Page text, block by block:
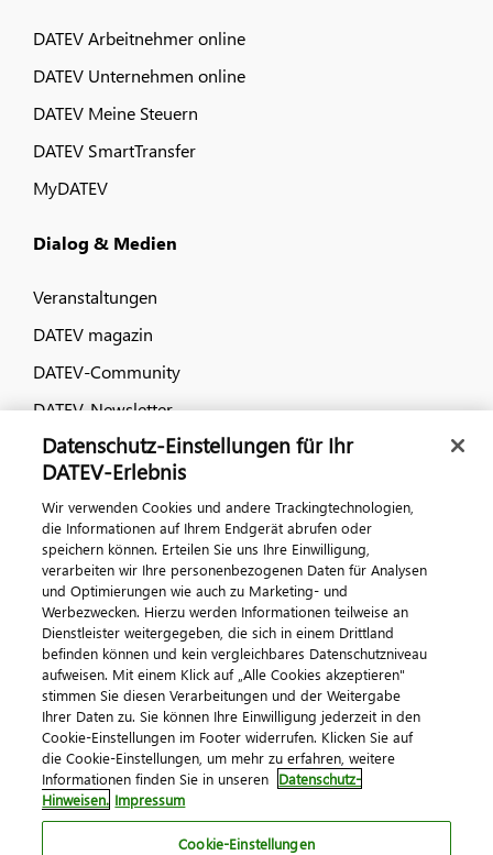
DATEV Arbeitnehmer online
DATEV Unternehmen online
DATEV Meine Steuern
DATEV SmartTransfer
MyDATEV
Dialog & Medien
Veranstaltungen
DATEV magazin
DATEV-Community
DATEV-Newsletter
Kontaktieren Sie uns
© 2026 DATEV eG
ImpressumDatenschutzAGB Kontakt
Cookie-Einstellungen
Datenschutz-Einstellungen für Ihr
DATEV-Erlebnis
Wir verwenden Cookies und andere Trackingtechnologien,
die Informationen auf Ihrem Endgerät abrufen oder
speichern können. Erteilen Sie uns Ihre Einwilligung,
verarbeiten wir Ihre personenbezogenen Daten für Analysen
und Optimierungen wie auch zu Marketing- und
Werbezwecken. Hierzu werden Informationen teilweise an
Dienstleister weitergegeben, die sich in einem Drittland
befinden können und kein vergleichbares Datenschutzniveau
aufweisen. Mit einem Klick auf „Alle Cookies akzeptieren"
stimmen Sie diesen Verarbeitungen und der Weitergabe
Ihrer Daten zu. Sie können Ihre Einwilligung jederzeit in den
Cookie-Einstellungen im Footer widerrufen. Klicken Sie auf
die Cookie-Einstellungen, um mehr zu erfahren, weitere
Informationen finden Sie in unseren Datenschutz-
Hinweisen. Impressum
Cookie-Einstellungen